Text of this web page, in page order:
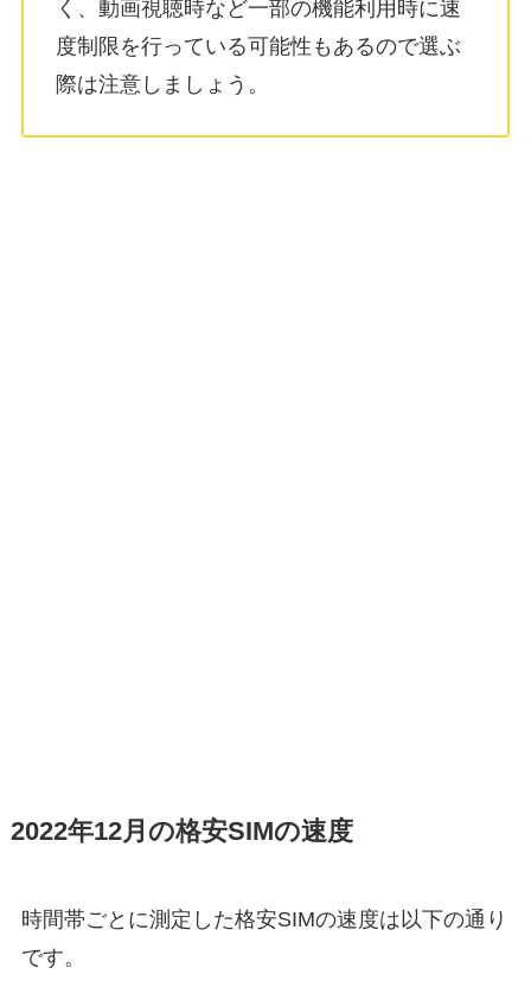
く、動画視聴時など一部の機能利用時に速
度制限を行っている可能性もあるので選ぶ
際は注意しましょう。
2022年12月の格安SIMの速度
時間帯ごとに測定した格安SIMの速度は以下の通り
です。